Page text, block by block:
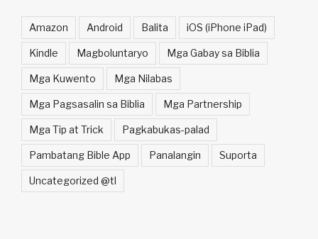
Amazon Android Balita iOS (iPhone iPad)
Kindle Magboluntaryo Mga Gabay sa Biblia
Mga Kuwento Mga Nilabas
Mga Pagsasalin sa Biblia Mga Partnership
Mga Tip at Trick Pagkabukas-palad
Pambatang Bible App Panalangin Suporta
Uncategorized @tl